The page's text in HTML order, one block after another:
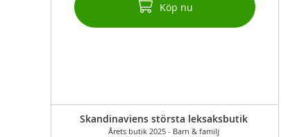
Köp nu
Skandinaviens största leksaksbutik
Årets butik 2025 - Barn & familj